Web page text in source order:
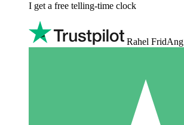
I get a free telling-time clock
Rahel FridAng